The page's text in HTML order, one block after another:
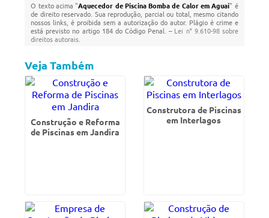
O texto acima "Aquecedor de Piscina Bomba de Calor em Aguaí" é
de direito reservado. Sua reprodução, parcial ou total, mesmo citando
nossos links, é proibida sem a autorização do autor. Plágio é crime e
está previsto no artigo 184 do Código Penal. – Lei n° 9.610-98 sobre
direitos autorais
Veja Também
Construção e Reforma
de Piscinas em Jandira
Construtora de Piscinas
em Interlagos